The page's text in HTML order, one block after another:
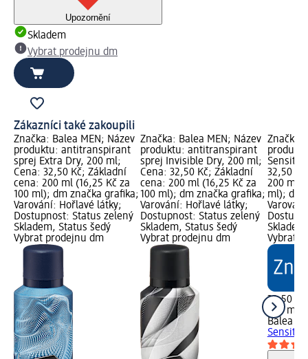
Upozornění
Skladem
Vybrat prodejnu dm
Zákazníci také zakoupili
Značka: Balea MEN; Název
produktu: antitranspirant
sprej Extra Dry, 200 ml;
Cena: 32,50 Kč; Základní
cena: 200 ml (16,25 Kč za
100 ml); dm značka grafika;
Varování: Hořlavé látky;
Dostupnost: Status zelený
Skladem, Status šedý
Vybrat prodejnu dm
Značka: Balea MEN; Název
produktu: antitranspirant
sprej Invisible Dry, 200 ml;
Cena: 32,50 Kč; Základní
cena: 200 ml (16,25 Kč za
100 ml); dm značka grafika;
Varování: Hořlavé látky;
Dostupnost: Status zelený
Skladem, Status šedý
Vybrat prodejnu dm
Značka:
32,50
200 ml
ml); dm
Vybrat
32,50 Kč
200 ml
Balea